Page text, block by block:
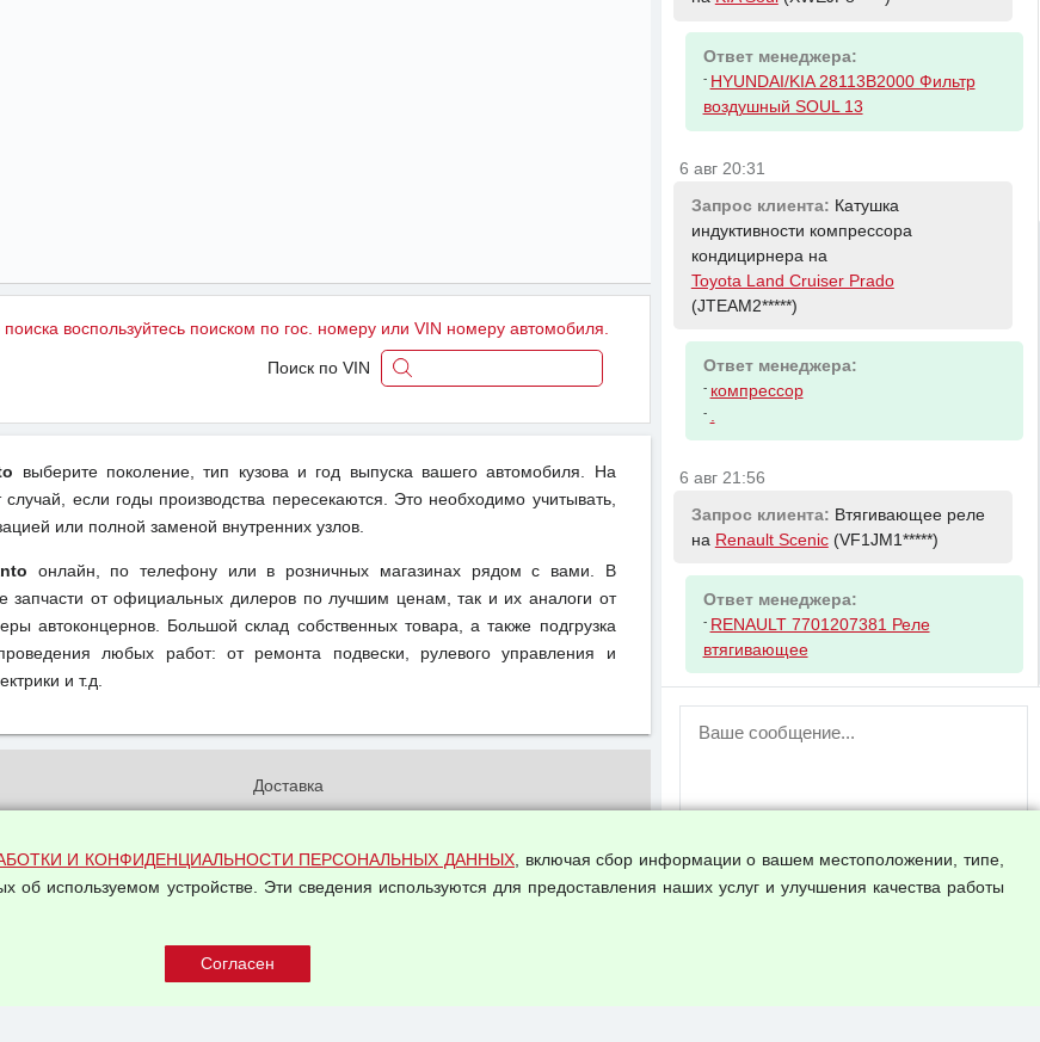
воспользуйтесь поиском по гос. номеру или VIN номеру автомобиля.
Поиск по VIN
выберите поколение, тип кузова и год выпуска вашего автомобиля. На
если годы производства пересекаются. Это необходимо учитывать,
или полной заменой внутренних узлов.
онлайн, по телефону или в розничных магазинах рядом с вами. В
запчасти от официальных дилеров по лучшим ценам, так и их аналоги от
автоконцернов. Большой склад собственных товара, а также подгрузка
любых работ: от ремонта подвески, рулевого управления и
и т.д.
Доставка
Оплата и возвраты
Арендодателям
И КОНФИДЕНЦИАЛЬНОСТИ ПЕРСОНАЛЬНЫХ ДАННЫХ, включая сбор информации о вашем местоположении, типе,
используемом устройстве. Эти сведения используются для предоставления наших услуг и улучшения качества работы
Ответ менеджера:
- HYUNDAI/KIA 28113B2000 Фильтр
воздушный SOUL 13
6 авг 20:31
Запрос клиента: Катушка
индуктивности компрессора
кондицирнера на
Toyota Land Cruiser Prado
(JTEAM2*****)
Ответ менеджера:
- компрессор
-
6 авг 21:56
Запрос клиента: Втягивающее реле
на Renault Scenic(VF1JM1*****)
Ответ менеджера:
- RENAULT 7701207381 Реле
втягивающее
ВНИМАНИЕ!
пользователей временно отключена!
аккаунт.